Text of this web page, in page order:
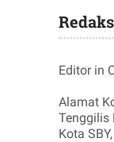
Editor in
Alamat
Tenggilis
Kota